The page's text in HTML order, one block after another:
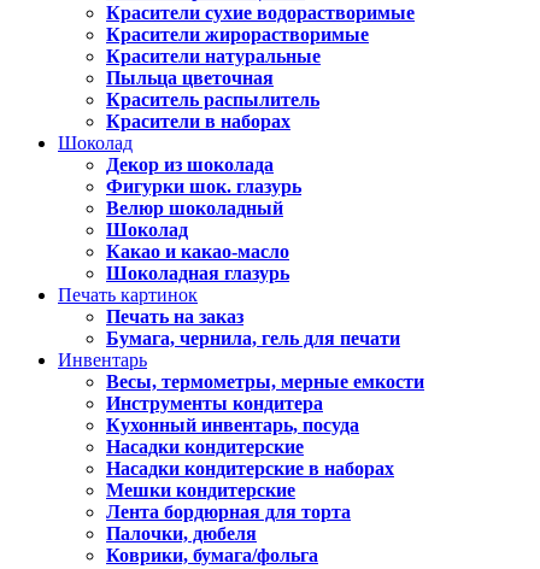
Красители сухие водорастворимые
Красители жирорастворимые
Красители натуральные
Пыльца цветочная
Краситель распылитель
Красители в наборах
Шоколад
Декор из шоколада
Фигурки шок. глазурь
Велюр шоколадный
Шоколад
Какао и какао-масло
Шоколадная глазурь
Печать картинок
Печать на заказ
Бумага, чернила, гель для печати
Инвентарь
Весы, термометры, мерные емкости
Инструменты кондитера
Кухонный инвентарь, посуда
Насадки кондитерские
Насадки кондитерские в наборах
Мешки кондитерские
Лента бордюрная для торта
Палочки, дюбеля
Коврики, бумага/фольга